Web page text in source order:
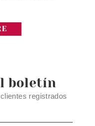
boletín
registrados